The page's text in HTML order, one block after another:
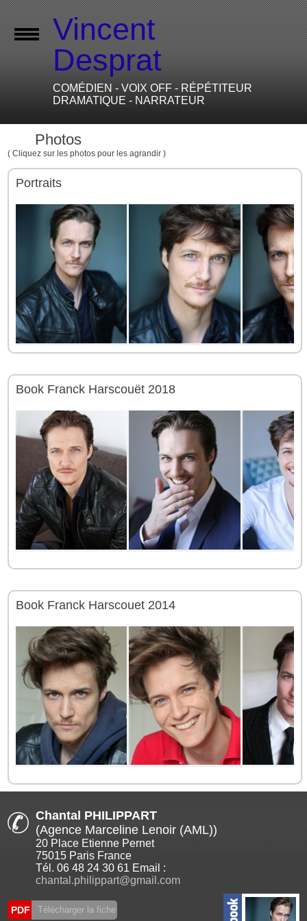
Vincent
Desprat
COMÉDIEN - VOIX OFF - RÉPÉTITEUR
DRAMATIQUE - NARRATEUR
Photos
( Cliquez sur les photos pour les agrandir )
Portraits
Book Franck Harscouët 2018
Book Franck Harscouet 2014
Chantal PHILIPPART
(Agence Marceline Lenoir (AML))
20 Place Etienne Pernet
75015 Paris France
Tél. 06 48 24 30 61 Email :
chantal.philippart@gmail.com
PDF Télécharger la fiche